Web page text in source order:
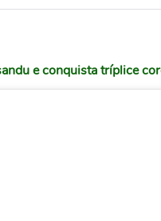
e conquista tríplice